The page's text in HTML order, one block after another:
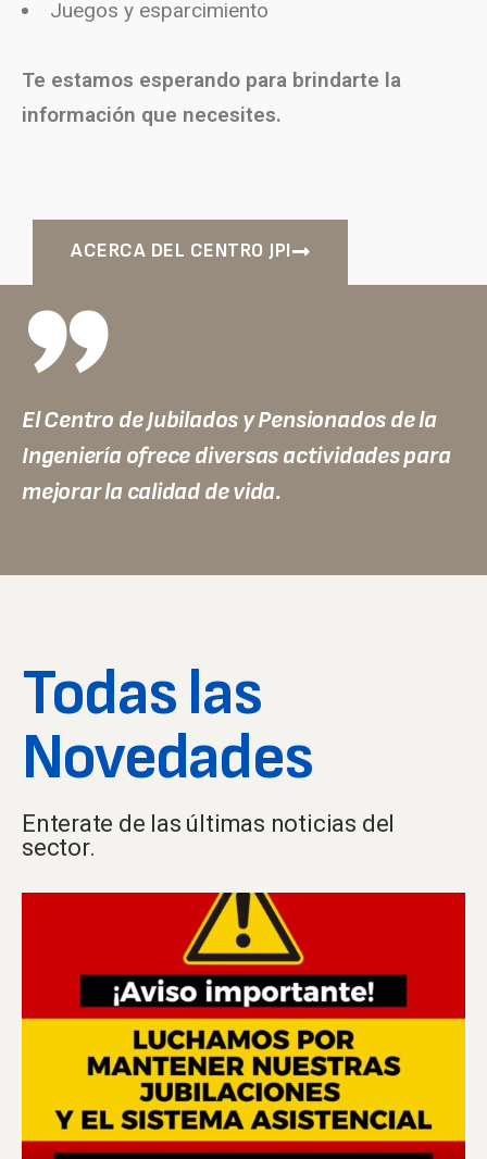
Juegos y esparcimiento
Te estamos esperando para brindarte la
información que necesites.
ACERCA DEL CENTRO JPI
”
El Centro de Jubilados y Pensionados de la
Ingeniería ofrece diversas actividades para
mejorar la calidad de vida.
Todas las
Novedades
Enterate de las últimas noticias del
sector.